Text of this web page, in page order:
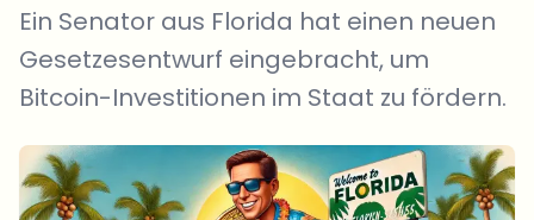
Ein Senator aus Florida hat einen neuen
Gesetzesentwurf eingebracht, um
Bitcoin-Investitionen im Staat zu fördern.